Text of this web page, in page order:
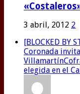
3 abril, 2012 2
[BLOCKED BY
Coronada
elegida en el